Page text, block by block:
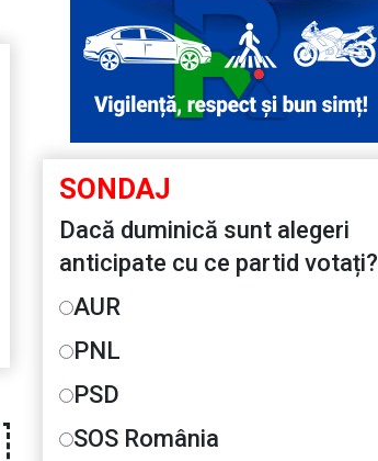
SONDAJ
Dacă duminică sunt alegeri
anticipate cu ce partid votați?
AUR
PNL
PSD
SOS România